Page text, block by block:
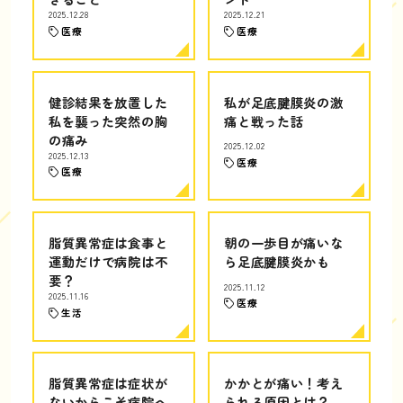
2025.12.28
医療
2025.12.21
医療
健診結果を放置した
私を襲った突然の胸
の痛み
2025.12.13
医療
私が足底腱膜炎の激
痛と戦った話
2025.12.02
医療
脂質異常症は食事と
運動だけで病院は不
要？
2025.11.16
生活
朝の一歩目が痛いな
ら足底腱膜炎かも
2025.11.12
医療
脂質異常症は症状が
かかとが痛い！考え